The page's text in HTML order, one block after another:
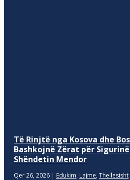
Të Rinjtë nga Kosova dhe
Bashkojnë Zërat për
Shëndetin Mendor
Qer 26, 2026 | Edukim, Lajme, Thellesisht